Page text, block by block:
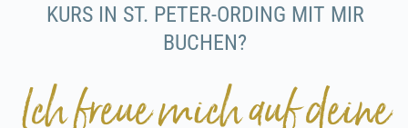
KURS IN ST. PETER-ORDING MIT MIR
BUCHEN?
Ich freue mich auf deine